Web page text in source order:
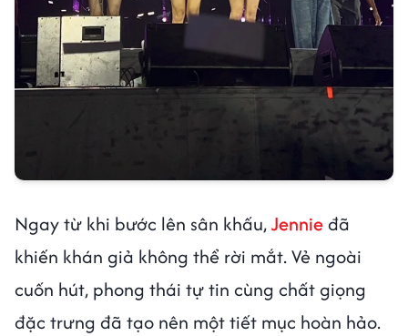
Ngay từ khi bước lên sân khấu,Jennieđã
khiến khán giả không thể rời mắt. Vẻ ngoài
cuốn hút, phong thái tự tin cùng chất giọng
đặc trưng đã tạo nên một tiết mục hoàn hảo.